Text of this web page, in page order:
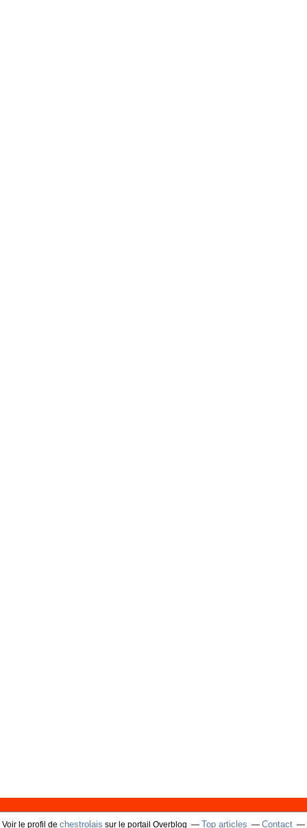
Voir le profil de chestrolais sur le portail Overblog Top articles Contact